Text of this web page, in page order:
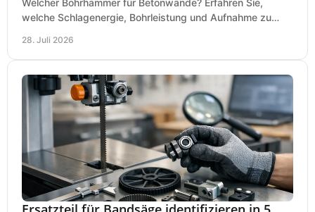
welche Schlagenergie, Bohrleistung und Aufnahme zu
28. Juli 2026